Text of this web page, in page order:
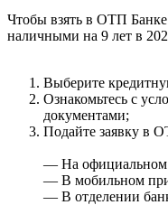
Чтобы взять в ОТП Банке
наличными на 9 лет в
Выберите
Ознакомьтесь с
документами;
Подайте заявку в
— На официальном
— В мобильном
— В отделении